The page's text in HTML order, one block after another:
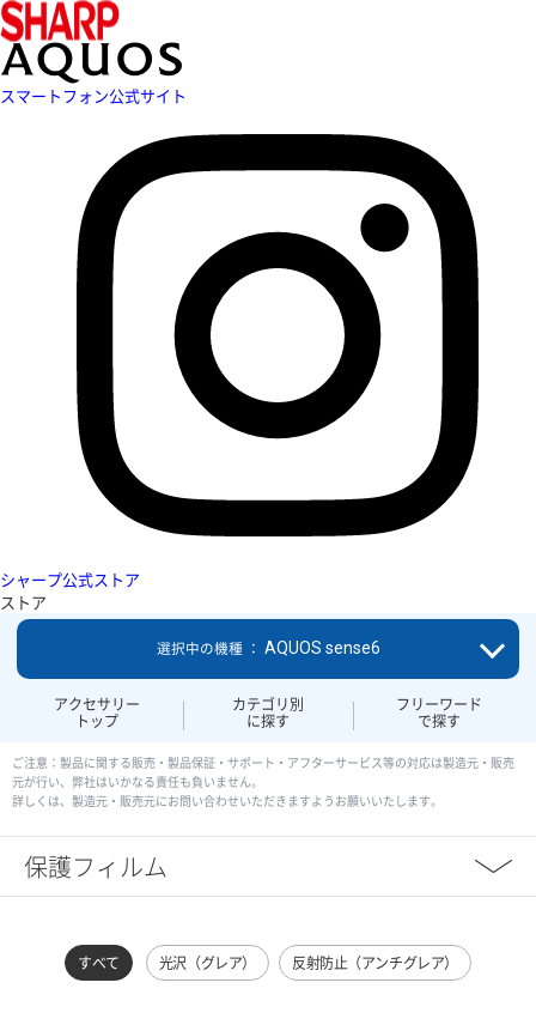
スマートフォン公式サイト
シャープ公式ストア
ストア
アクセサリー
トップ
カテゴリ別
に探す
フリーワード
で探す
選択中の機種 ： AQUOS sense6
ご注意：製品に関する販売・製品保証・サポート・アフターサービス等の対応は製造元・販売
元が行い、弊社はいかなる責任も負いません。
詳しくは、製造元・販売元にお問い合わせいただきますようお願いいたします。
保護フィルム
すべて 光沢（グレア） 反射防止（アンチグレア）